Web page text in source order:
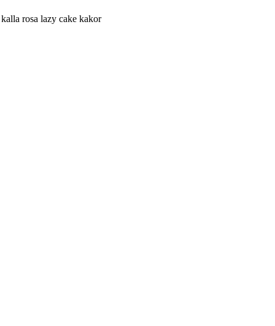
rosa lazy cake kakor